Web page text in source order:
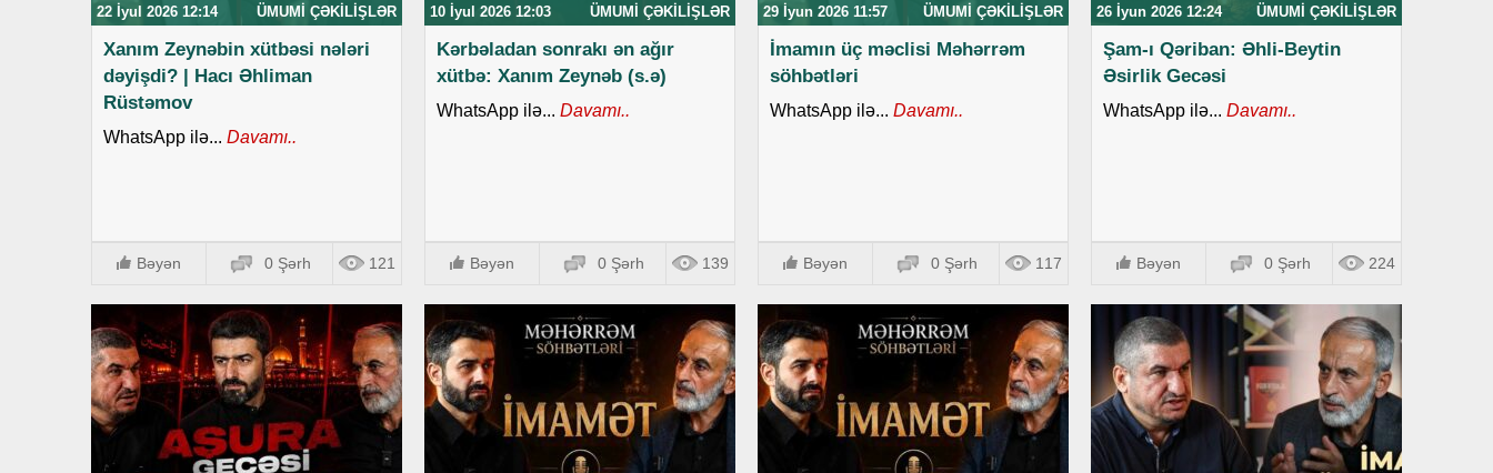
22 İyul 2026 12:14 ÜMUMI ÇƏKILIŞLƏR
Xanım Zeynəbin xütbəsi nələri
dəyişdi? | Hacı Əhliman
Rüstəmov
WhatsApp ilə... Davamı..
Bəyən 0 Şərh 121
10 İyul 2026 12:03 ÜMUMI ÇƏKILIŞLƏR
Kərbəladan sonrakı ən ağır
xütbə: Xanım Zeynəb (s.ə)
WhatsApp ilə... Davamı..
Bəyən 0 Şərh 139
29 İyun 2026 11:57 ÜMUMI ÇƏKILIŞLƏR
İmamın üç məclisi Məhərrəm
söhbətləri
WhatsApp ilə... Davamı..
Bəyən 0 Şərh 117
26 İyun 2026 12:24 ÜMUMI ÇƏKILIŞLƏR
Şam-ı Qəriban: Əhli-Beytin
Əsirlik Gecəsi
WhatsApp ilə... Davamı..
Bəyən 0 Şərh 224